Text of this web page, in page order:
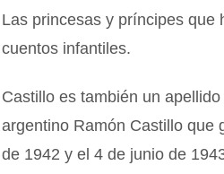
Las princesas y príncipes que
cuentos infantiles.
Castillo es también un
argentino Ramón Castillo que
de 1942 y el 4 de junio de